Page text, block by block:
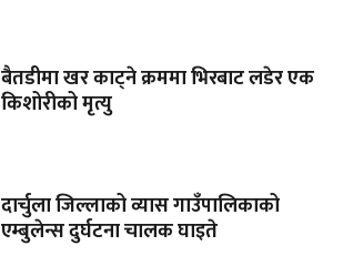
बैतडीमा खर काट्ने क्रममा भिरबाट लडेर एक
किशोरीको मृत्यु
दार्चुला जिल्लाको व्यास गाउँपालिकाको
एम्बुलेन्स दुर्घटना चालक घाइते